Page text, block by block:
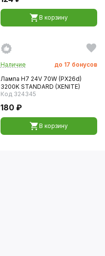
В корзину
Наличие до 17 бонусов
Лампа H7 24V 70W (PX26d)
3200K STANDARD (XENITE)
Код 324345
180 ₽
В корзину